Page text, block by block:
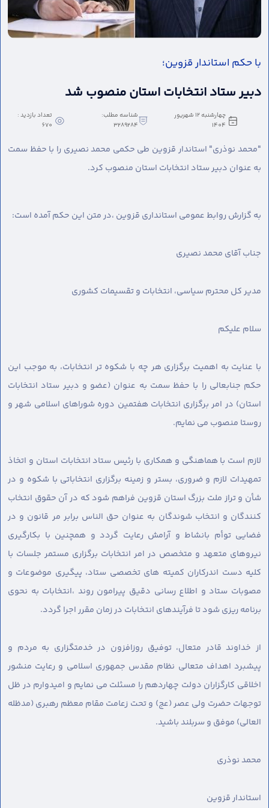
با حکم استاندار قزوین؛
دبیر ستاد انتخابات استان منصوب شد
چهارشنبه 12 شهریور
1404
شناسه مطلب:
3289284
تعداد بازدید :
670
"محمد نوذری" استاندار قزوین طی حکمی محمد نصیری را با حفظ سمت
به عنوان دبیر ستاد انتخابات استان منصوب کرد.
به گزارش روابط عمومی استانداری قزوین ،در متن این حکم آمده است:
جناب آقای محمد نصیری
مدیر کل محترم سیاسی، انتخابات و تقسیمات کشوری
سلام علیکم
با عنایت به اهمیت برگزاری هر چه با شکوه تر انتخابات، به موجب این
حکم جنابعالی را با حفظ سمت به عنوان (عضو و دبیر ستاد انتخابات
استان) در امر برگزاری انتخابات هفتمین دوره شوراهای اسلامی شهر و
روستا منصوب می نمایم.
لازم است با هماهنگی و همکاری با رئیس ستاد انتخابات استان و اتخاذ
تمهیدات لازم و ضروری، بستر و زمینه برگزاری انتخاباتی با شکوه و در
شأن و تراز ملت بزرگ استان قزوین فراهم شود که در آن حقوق انتخاب
کنندگان و انتخاب شوندگان به عنوان حق الناس برابر مر قانون و در
فضایی توأم بانشاط و آرامش رعایت گردد و همچنین با بکارگیری
نیروهای متعهد و متخصص در امر انتخابات برگزاری مستمر جلسات با
کلیه دست اندرکاران کمیته های تخصصی ستاد، پیگیری موضوعات و
مصوبات ستاد و اطلاع رسانی دقیق پیرامون روند ،انتخابات به نحوی
برنامه ریزی شود تا فرآیندهای انتخابات در زمان مقرر اجرا گردد.
از خداوند قادر متعال، توفیق روزافزون در خدمتگزاری به مردم و
پیشبرد اهداف متعالی نظام مقدس جمهوری اسلامی و رعایت منشور
اخلاقی کارگزاران دولت چهاردهم را مسئلت می نمایم و امیدوارم در ظل
توجهات حضرت ولی عصر (عج) و تحت زعامت مقام معظم رهبری (مدظله
العالی) موفق و سربلند باشید.
محمد نوذری
استاندار قزوین